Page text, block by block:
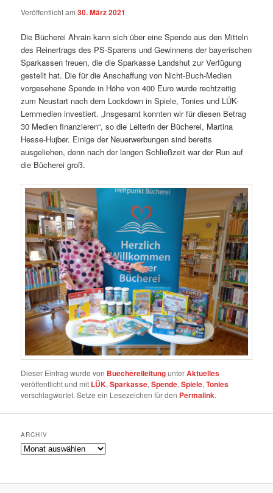
Veröffentlicht am30. März 2021
Die Bücherei Ahrain kann sich über eine Spende aus den Mitteln
des Reinertrags des PS-Sparens und Gewinnens der bayerischen
Sparkassen freuen, die die Sparkasse Landshut zur Verfügung
gestellt hat. Die für die Anschaffung von Nicht-Buch-Medien
vorgesehene Spende in Höhe von 400 Euro wurde rechtzeitig
zum Neustart nach dem Lockdown in Spiele, Tonies und LÜK-
Lernmedien investiert. „Insgesamt konnten wir für diesen Betrag
30 Medien finanzieren“, so die Leiterin der Bücherei, Martina
Hesse-Hujber. Einige der Neuerwerbungen sind bereits
ausgeliehen, denn nach der langen Schließzeit war der Run auf
die Bücherei groß.
Dieser Eintrag wurde von BuechereileitungunterAktuelles
veröffentlicht und mit LÜK,Sparkasse,Spende,Spiele,Tonies
verschlagwortet. Setze ein Lesezeichen für den Permalink.
ARCHIV
Archiv